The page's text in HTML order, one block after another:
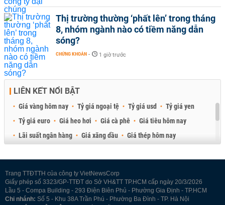
Thị trường thường ‘phất lên’ trong tháng
8, nhóm ngành nào có tiềm năng dẫn
sóng?
CHỨNG KHOÁN - 1 giờ trước
LIÊN KẾT NỔI BẬT
Giá vàng hôm nay Tỷ giá ngoại tệ Tỷ giá usd
Tỷ giá yen
Tỷ giá euro
Giá heo hơi Giá cà phê
Giá tiêu hôm nay
Lãi suất ngân hàng
Giá xăng dầu
Giá thép hôm nay
Trang TTĐTTH của công ty VietNewsCorp
Giấy phép số 3323/GP-TTĐT do Sở VH&TT TP.HCM cấp ngày 20/3/2026
Lầu 5 - Compa Building - 293 Điện Biên Phủ - Phường Gia Định - TP.HCM
Chi nhánh: Số 5 - Khu 38A Trần Phú - Phường Ba Đình - TP. Hà Nội